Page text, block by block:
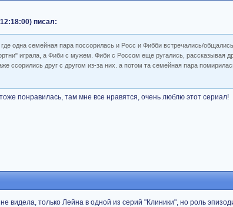
писал:
одна семейная пара поссорилась и Росс и Фибби встречались/
играла, а Фиби с мужем. Фиби с Россом еще ругались, рассказывая
ссорились друг с другом из-за них. а потом та семейная пара
понравилась, там мне все нравятся, очень люблю этот сериал!
видела, только Лейна в одной из серий "Клиники", но роль